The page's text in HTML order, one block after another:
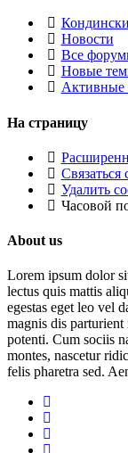
Новости
Все
Новые
Активные
На страницу
Связаться
Удалить
Часовой
About us
Lorem ipsum dolor
lectus quis mattis
egestas eget leo vel
magnis dis parturient
potenti. Cum sociis
montes, nascetur
felis pharetra sed.